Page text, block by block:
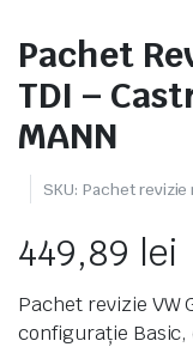
Pachet
TDI –
MANN
SKU: Pachet revizie
449,89 lei
Pachet revizie VW
configurație Basic,